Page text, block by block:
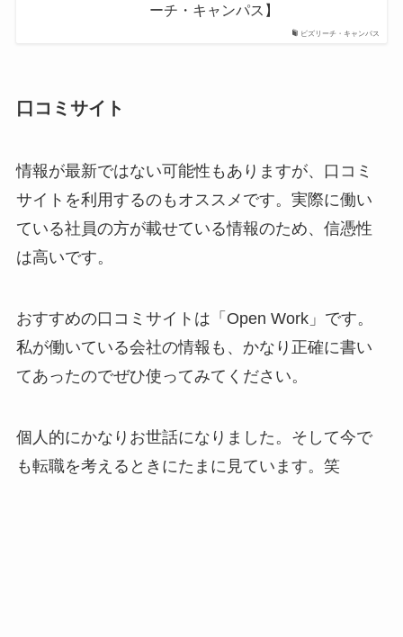
ビズリーチ・キャンパス
ーチ・キャンパス】
口コミサイト
情報が最新ではない可能性もありますが、口コミ
サイトを利用するのもオススメです。実際に働い
ている社員の方が載せている情報のため、信憑性
は高いです。
おすすめの口コミサイトは「Open Work」です。
私が働いている会社の情報も、かなり正確に書い
てあったのでぜひ使ってみてください。
個人的にかなりお世話になりました。そして今で
も転職を考えるときにたまに見ています。笑